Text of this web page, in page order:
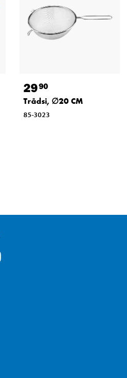
2990
Trådsi, ∅20 CM
85-3023